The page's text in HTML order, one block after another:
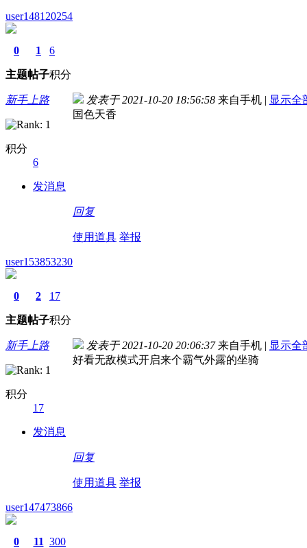
user148120254
0
主题
1
帖子
6
积分
新手上路
积分
6
发消息
发表于 2021-10-20 18:56:58 来自手机 | 显示全
国色天香
回复
使用道具 举报
user153853230
0
主题
2
帖子
17
积分
新手上路
积分
17
发消息
发表于 2021-10-20 20:06:37 来自手机 | 显示全
好看无敌模式开启来个霸气外露的坐骑
回复
使用道具 举报
user147473866
0 11 300